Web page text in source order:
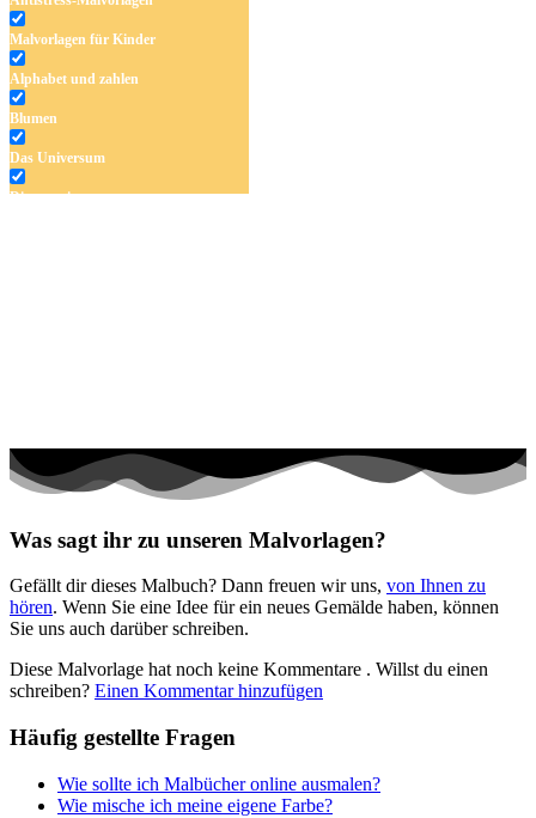
Malvorlagen für Kinder
Alphabet und zahlen
Blumen
Das Universum
Dinosaurier
Musik und Musikinstrumente
Sommer und Feiertage
Sport
Teddys und Pferde
Tiere und Natur
Valentinstag und Liebe
Winter und Weihnachten
Was sagt ihr zu unseren Malvorlagen?
Gefällt dir dieses Malbuch? Dann freuen wir uns, von Ihnen zu
hören. Wenn Sie eine Idee für ein neues Gemälde haben, können
Sie uns auch darüber schreiben.
Diese Malvorlage hat noch keine Kommentare . Willst du einen
schreiben? Einen Kommentar hinzufügen
Häufig gestellte Fragen
Wie sollte ich Malbücher online ausmalen?
Wie mische ich meine eigene Farbe?